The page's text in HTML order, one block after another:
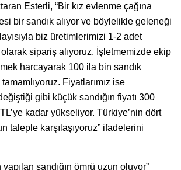
Esterli, “Bir kız evlenme çağına
bir sandık alıyor ve böylelikle geleneği
biz üretimlerimizi 1-2 adet
sipariş alıyoruz. İşletmemizde ekip
harcayarak 100 ila bin sandık
Fiyatlarımız ise
gibi küçük sandığın fiyatı 300
kadar yükseliyor. Türkiye’nin dört
taleple karşılaşıyoruz” ifadelerini
sandığın ömrü uzun oluyor”